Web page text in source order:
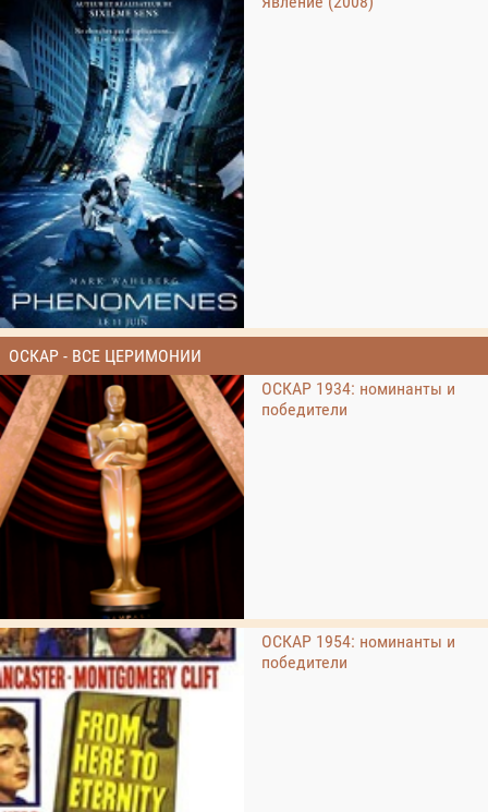
ОСКАР - ВСЕ ЦЕРИМОНИИ
ОСКАР 1934: номинанты и
победители
ОСКАР 1954: номинанты и
победители